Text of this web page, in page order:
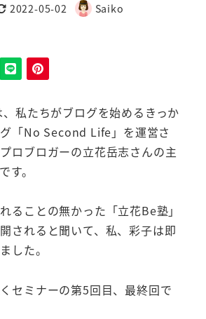
新日
2022-05-02
著
Saiko
、私たちがブログを始めるきっか
「No Second Life」を運営さ
ロブロガーの立花岳志さんの主
す。
ることの無かった「立花Be塾」
されると聞いて、私、彩子は即
した。
セミナーの第5回目、最終回で